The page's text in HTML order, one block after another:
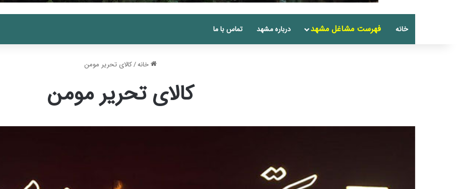
خانه فهرست مشاغل مشهد درباره مشهد تماس با ما
خانه/کالای تحریر مومن
کالای تحریر مومن